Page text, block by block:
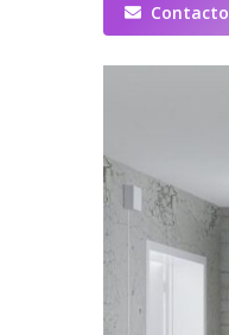
Contacto